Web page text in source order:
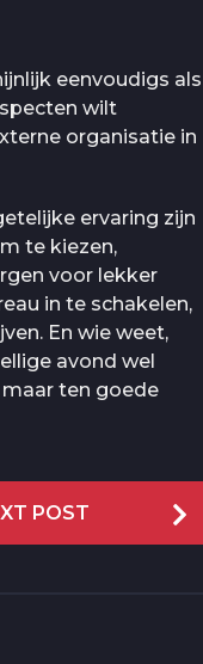
eenvoudigs als
wilt
organisatie in
ervaring zijn
te kiezen,
voor lekker
in te schakelen,
En wie weet,
avond wel
ten goede
POST